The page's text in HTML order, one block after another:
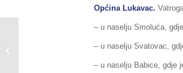
Općina Lukavac.
– u naselju Smoluća,
– u naselju Svatovac,
– u naselju Babice, gdje
i pripadnici FUCZ spašena